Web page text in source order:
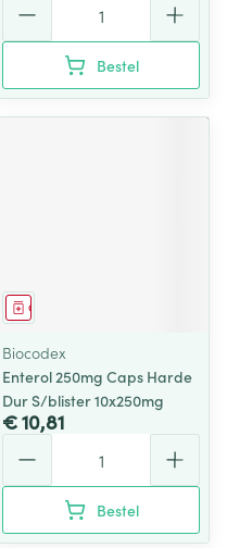
Bestel
Geneesmiddel
Biocodex
Enterol 250mg Caps Harde
Dur S/blister 10x250mg
€ 10,81
Bestel